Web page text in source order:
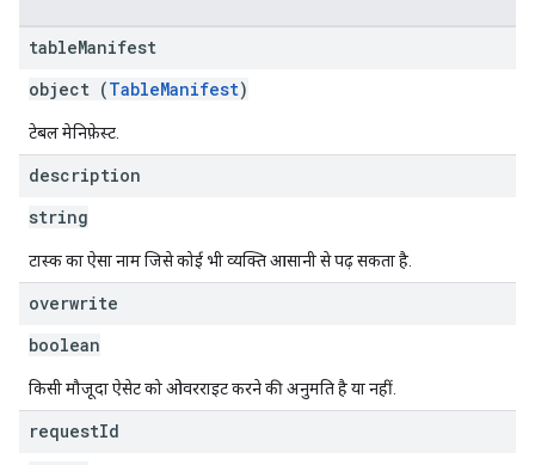
tableManifest
object (TableManifest)
टेबल मेनिफ़ेस्ट.
description
string
टास्क का ऐसा नाम जिसे कोई भी व्यक्ति आसानी से पढ़ सकता है.
overwrite
boolean
किसी मौजूदा ऐसेट को ओवरराइट करने की अनुमति है या नहीं.
requestId